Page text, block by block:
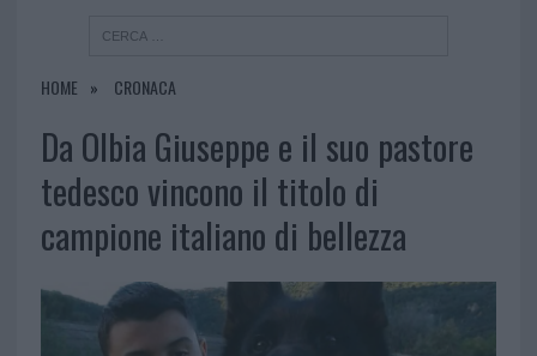
HOME CRONACA
Da Olbia Giuseppe e il suo pastore
tedesco vincono il titolo di
campione italiano di bellezza